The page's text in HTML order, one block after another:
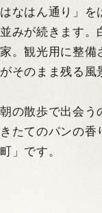
はなはん通り」を
並みが続きます。
家。観光用に整備
がそのまま残る風
朝の散歩で出会う
きたてのパンの香
町」です。